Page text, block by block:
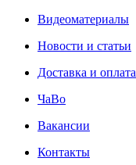
Видеоматериалы
Новости и статьи
Доставка и оплата
ЧаВо
Вакансии
Контакты